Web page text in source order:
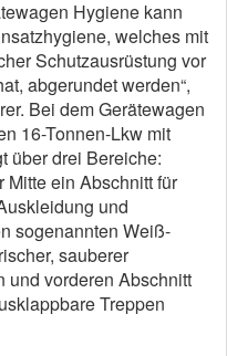
Hygiene kann
welches mit
Schutzausrüstung vor
abgerundet werden“,
Bei dem Gerätewagen
16-Tonnen-Lkw mit
über drei Bereiche:
ein Abschnitt für
und
sogenannten Weiß-
sauberer
und vorderen Abschnitt
Treppen